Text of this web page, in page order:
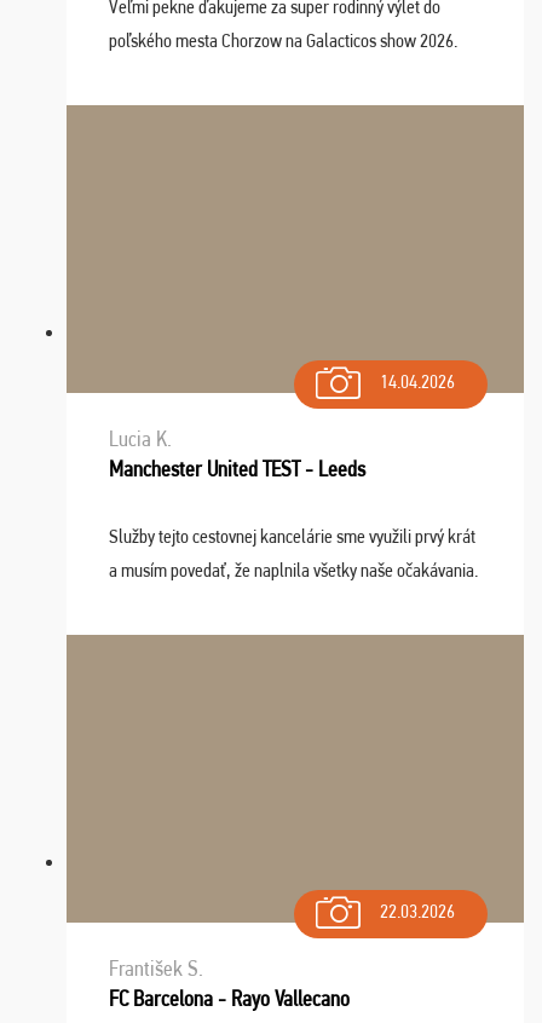
Veľmi pekne ďakujeme za super rodinný výlet do
poľského mesta Chorzow na Galacticos show 2026.
Navštívili sme aj zábavný park Legendia, previe ...
14.04.2026
Lucia K.
Manchester United TEST - Leeds
Služby tejto cestovnej kancelárie sme využili prvý krát
a musím povedať, že naplnila všetky naše očakávania.
dispozícii nonstop (milí, profesionálni ...
22.03.2026
František S.
FC Barcelona - Rayo Vallecano